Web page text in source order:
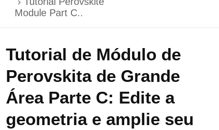
Module Part C..
Tutorial de Módulo de
Perovskita de Grande
Área Parte C: Edite a
geometria e amplie seu